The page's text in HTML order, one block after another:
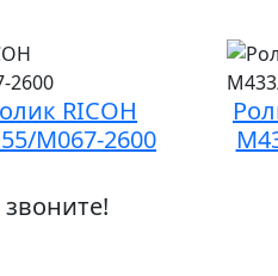
RICOH
M067-2600